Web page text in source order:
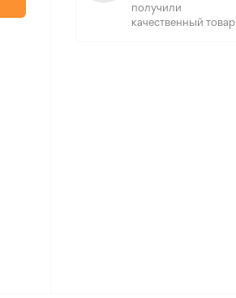
получили
качественный товар